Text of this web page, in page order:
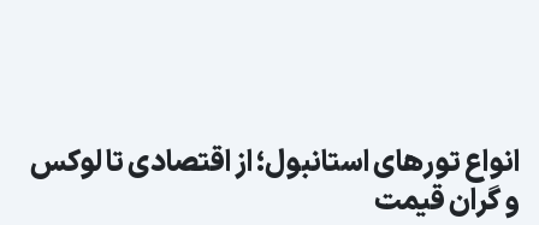
انواع تورهای استانبول؛ از اقتصادی تا لوکس
و گران قیمت